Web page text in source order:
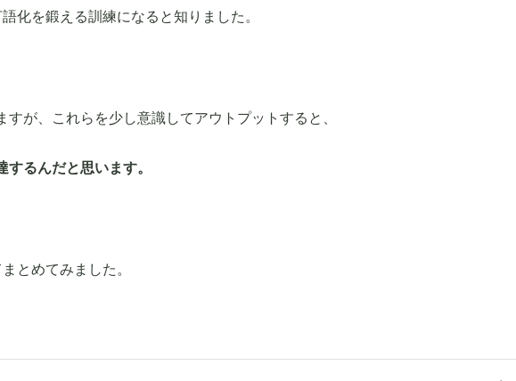
化を鍛える訓練になると知りました。
が、これらを少し意識してアウトプットすると、
るんだと思います。
とめてみました。